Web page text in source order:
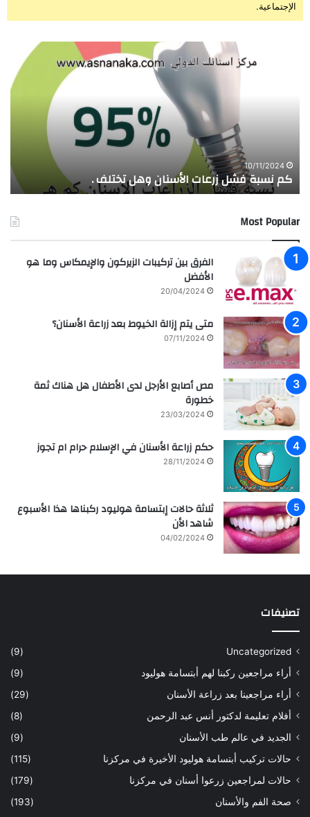
الإجتماعية.
10/11/2024
كم نسبة فشل زرعات الأسنان وهل تختلف .
Most Popular
الفرق بين تركيبات الزيركون والإيمكاس وما هو
الأفضل
20/04/2024
متى يتم إزالة الخيوط بعد زراعة الأسنان؟
07/11/2024
مص أصابع الأرجل لدى الأطفال هل هناك ثمة
خطورة
23/03/2024
حكم زراعة الأسنان في الإسلام حرام ام تجوز
28/11/2024
ثلاثة حالات إبتسامة هوليود ركبناها هذا الأسبوع
شاهد الأن
04/02/2024
تصنيفات
Uncategorized
(9)
أراء مراجعين ركبنا لهم أبتسامة هوليود
(9)
أراء مراجعينا بعد زراعة الأسنان
(29)
أفلام تعليمة لدكتور أنس عبد الرحمن
(8)
الجديد في عالم طب الأسنان
(9)
حالات تركيب أبتسامة هوليود الأخيرة في مركزنا
(115)
حالات لمراجعين زرعوا أسنان في مركزنا
(179)
صحة الفم والأسنان
(193)